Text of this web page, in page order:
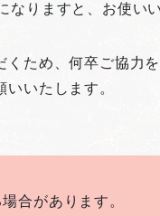
なりますと、お使
ため、何卒ご協力
いたします。
合があります。